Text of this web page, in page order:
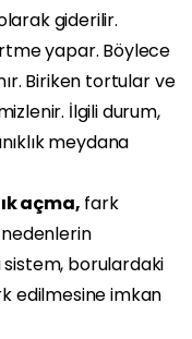
giderilir.
yapar. Böylece
Biriken tortular ve
İlgili durum,
meydana
açma, fark
sistem, borulardaki
edilmesine imkan